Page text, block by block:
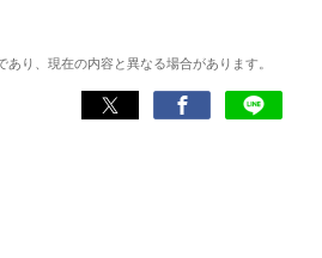
指している。
り、現在の内容と異なる場合があります。